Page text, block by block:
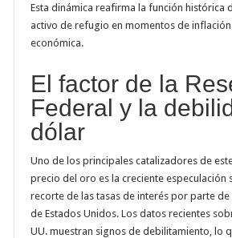
Esta dinámica reafirma la función histórica
activo de refugio en momentos de
económica.
El factor de la
Federal y la
dólar
Uno de los principales catalizadores de
precio del oro es la creciente especulación
recorte de las tasas de interés por parte de
de Estados Unidos. Los datos recientes
UU. muestran signos de debilitamiento, lo